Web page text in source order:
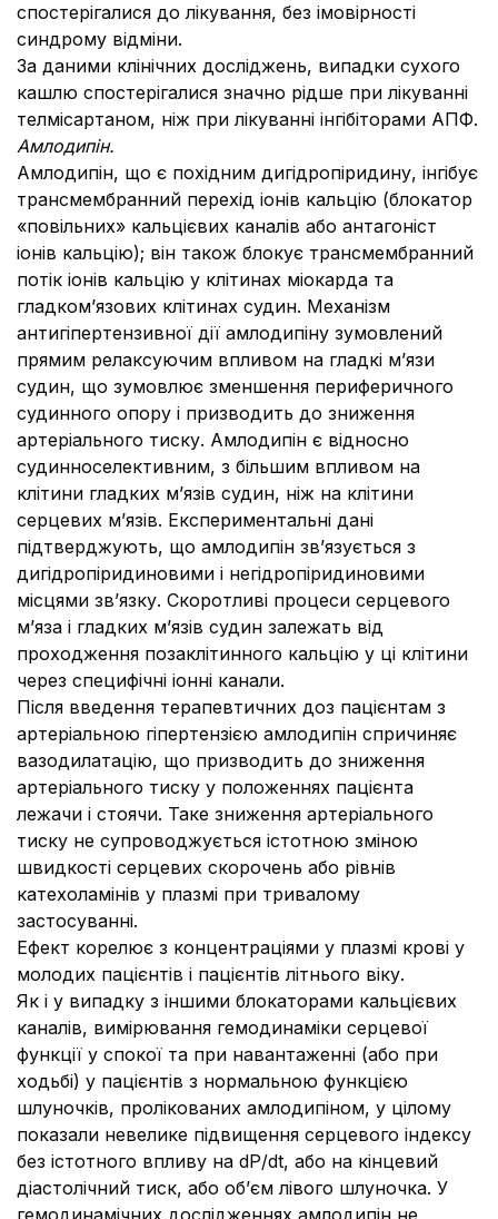
спостерігалися до лікування, без імовірності
синдрому відміни.
За даними клінічних досліджень, випадки сухого
кашлю спостерігалися значно рідше при лікуванні
телмісартаном, ніж при лікуванні інгібіторами АПФ.
Амлодипін.
Амлодипін, що є похідним дигідропіридину, інгібує
трансмембранний перехід іонів кальцію (блокатор
«повільних» кальцієвих каналів або антагоніст
іонів кальцію); він також блокує трансмембранний
потік іонів кальцію у клітинах міокарда та
гладкомʼязових клітинах судин. Механізм
антигіпертензивної дії амлодипіну зумовлений
прямим релаксуючим впливом на гладкі м’язи
судин, що зумовлює зменшення периферичного
судинного опору і призводить до зниження
артеріального тиску. Амлодипін є відносно
судинноселективним, з більшим впливом на
клітини гладких м’язів судин, ніж на клітини
серцевих м’язів. Експериментальні дані
підтверджують, що амлодипін зв’язується з
дигідропіридиновими і негідропіридиновими
місцями зв’язку. Скоротливі процеси серцевого
м’яза і гладких м’язів судин залежать від
проходження позаклітинного кальцію у ці клітини
через специфічні іонні канали.
Після введення терапевтичних доз пацієнтам з
артеріальною гіпертензією амлодипін спричиняє
вазодилатацію, що призводить до зниження
артеріального тиску у положеннях пацієнта
лежачи і стоячи. Таке зниження артеріального
тиску не супроводжується істотною зміною
швидкості серцевих скорочень або рівнів
катехоламінів у плазмі при тривалому
застосуванні.
Ефект корелює з концентраціями у плазмі крові у
молодих пацієнтів і пацієнтів літнього віку.
Як і у випадку з іншими блокаторами кальцієвих
каналів, вимірювання гемодинаміки серцевої
функції у спокої та при навантаженні (або при
ходьбі) у пацієнтів з нормальною функцією
шлуночків, пролікованих амлодипіном, у цілому
показали невелике підвищення серцевого індексу
без істотного впливу на dP/dt, або на кінцевий
діастолічний тиск, або об’єм лівого шлуночка. У
гемодинамічних дослідженнях амлодипін не